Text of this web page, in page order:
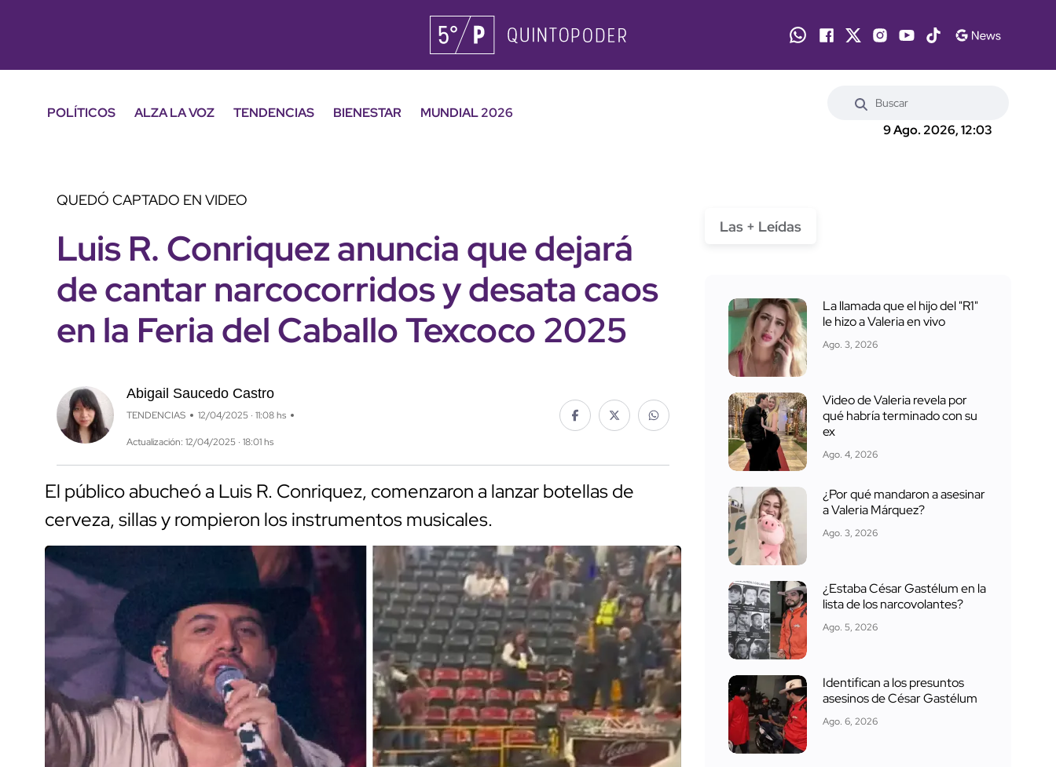
POLÍTICOS ALZA LA VOZ TENDENCIAS BIENESTAR
MUNDIAL 2026
9 Ago. 2026, 12:03
QUEDÓ CAPTADO EN VIDEO
Luis R. Conriquez anuncia que dejará
de cantar narcocorridos y desata caos
en la Feria del Caballo Texcoco 2025
Abigail Saucedo Castro
TENDENCIAS 12/04/2025 · 11:08 hs
Actualización: 12/04/2025 · 18:01 hs
El público abucheó a Luis R. Conriquez, comenzaron a lanzar botellas de
cerveza, sillas y rompieron los instrumentos musicales.
Las + Leídas
La llamada que el hijo del "R1"
le hizo a Valeria en vivo
Ago. 3, 2026
Video de Valeria revela por
qué habría terminado con su
ex
Ago. 4, 2026
¿Por qué mandaron a asesinar
a Valeria Márquez?
Ago. 3, 2026
¿Estaba César Gastélum en la
lista de los narcovolantes?
Ago. 5, 2026
Identifican a los presuntos
asesinos de César Gastélum
Ago. 6, 2026